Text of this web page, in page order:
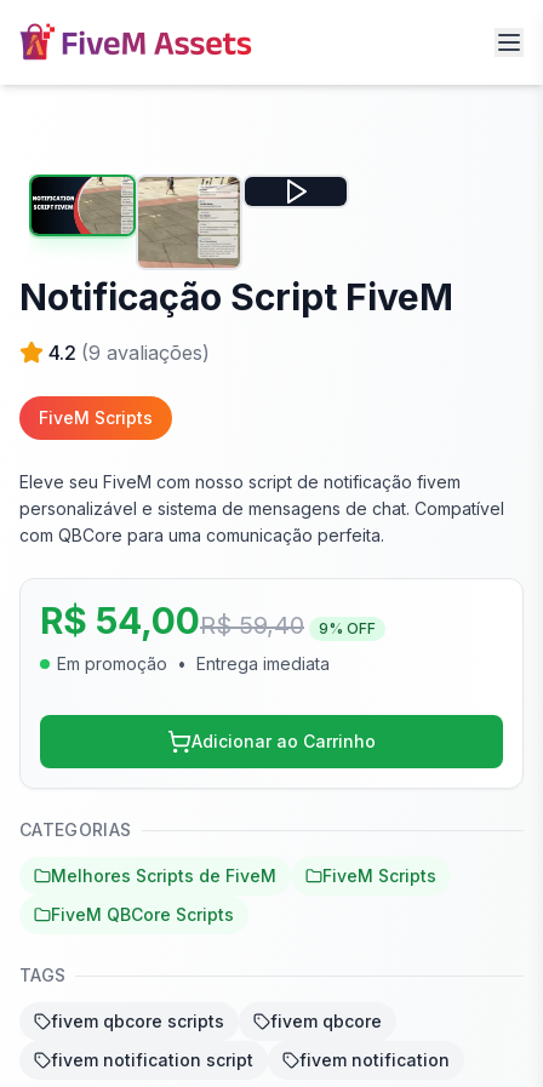
Notificação Script FiveM
4.2 (9 avaliações)
FiveM Scripts
Eleve seu FiveM com nosso script de notificação fivem
personalizável e sistema de mensagens de chat. Compatível
com QBCore para uma comunicação perfeita.
R$ 54,00R$ 59,40 9% OFF
Em promoção • Entrega imediata
Adicionar ao Carrinho
CATEGORIAS
Melhores Scripts de FiveM
FiveM Scripts
FiveM QBCore Scripts
TAGS
fivem qbcore scripts
fivem qbcore
fivem notification script
fivem notification